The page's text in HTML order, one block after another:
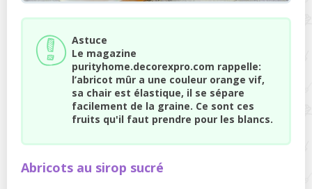
Astuce
Le magazine
purityhome.decorexpro.com rappelle:
l’abricot mûr a une couleur orange vif,
sa chair est élastique, il se sépare
facilement de la graine. Ce sont ces
fruits qu'il faut prendre pour les blancs.
Abricots au sirop sucré